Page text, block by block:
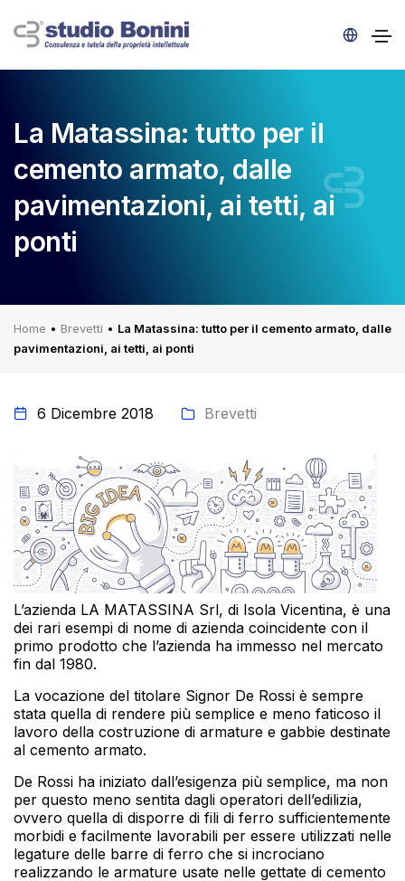
La Matassina: tutto per il
cemento armato, dalle
pavimentazioni, ai tetti, ai
ponti
Home • Brevetti • La Matassina: tutto per il cemento armato, dalle
pavimentazioni, ai tetti, ai ponti
6 Dicembre 2018 Brevetti
L’azienda LA MATASSINA Srl, di Isola Vicentina, è una
dei rari esempi di nome di azienda coincidente con il
primo prodotto che l’azienda ha immesso nel mercato
fin dal 1980.
La vocazione del titolare Signor De Rossi è sempre
stata quella di rendere più semplice e meno faticoso il
lavoro della costruzione di armature e gabbie destinate
al cemento armato.
De Rossi ha iniziato dall’esigenza più semplice, ma non
per questo meno sentita dagli operatori dell’edilizia,
ovvero quella di disporre di fili di ferro sufficientemente
morbidi e facilmente lavorabili per essere utilizzati nelle
legature delle barre di ferro che si incrociano
realizzando le armature usate nelle gettate di cemento